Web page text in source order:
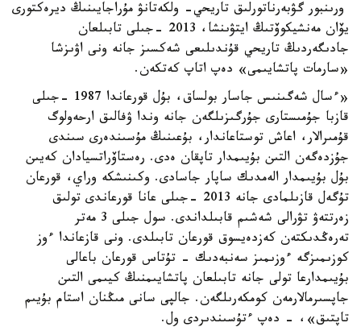
ورىنبور گۋبەرناتورلىق تاريحي- ولكەتانۋ مۇراجايىنىڭ ديرەكتورى
يۆان مەنشيكوۆتىڭ ايتۋىنشا، 2013 -جىلى تابىلعان
جادىگەردىڭ تاريحي قۇندىلىعى شەكسىز جانە ونى اۋىزشا
«سارمات پاتشايىمى» دەپ اتاپ كەتكەن.
«ءسال شەگىنىس جاسار بولساق، بۇل قورعاندا 1987 -جىلى
قازبا جۇمىستارى جۇرگىزىلگەن جانە وندا ۋفالىق ارحەولوگ
قۇمىرالار، اعاش توستاعاندار، بۇعىنىڭ مۇسىندەرى سىندى
جۇزدەگەن التىن بۇيىمدار تاپقان ەدى. رەستاۆراتسيادان كەيىن
بۇل بۇيىمدار الەمدىك ساپار جاسادى. وكىنىشكە وراي، قورعان
تۇگەل قازىلمادى جانە 2013 -جىلى عانا قورعاندى تولىق
زەرتتەۋ تۋرالى شەشىم قابىلداندى. سول جىلى 3 مەتر
تەرەڭدىكتەن كەزدەيسوق قورعان تابىلدى. ونى قازعاندا ءوز
كوزىمىزگە ءوزىمىز سەنبەدىك - تۇتاس قورعان باعالى
بۇيىمدارعا تولى جانە تابىلعان پاتشايىمنىڭ كيىمى التىن
جاپسىرمالارمەن كومكەرىلگەن. جالپى سانى مىڭنان استام بۇيىم
تاپتىق»، - دەپ ءتۇسىندىردى ول.